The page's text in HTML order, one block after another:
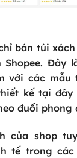
bán túi
Shopee. Đây
với các mẫu
kế tại
đuổi phong
của shop
tế trong các